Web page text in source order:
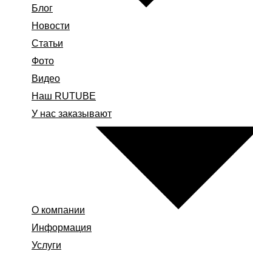
Блог
Новости
Статьи
Фото
Видео
Наш RUTUBE
У нас заказывают
О компании
Информация
Услуги